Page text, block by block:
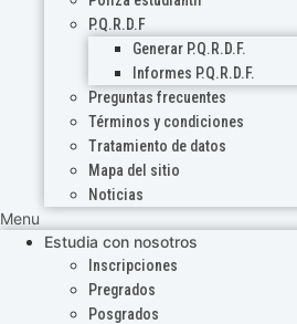
P.Q.R.D.F
Generar P.Q.R.D.F.
Informes P.Q.R.D.F.
Preguntas frecuentes
Términos y condiciones
Tratamiento de datos
Mapa del sitio
Noticias
Menu
Estudia con nosotros
Inscripciones
Pregrados
Posgrados